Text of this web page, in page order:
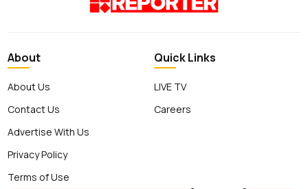
About
About Us
Contact Us
Advertise With Us
Privacy Policy
Terms of Use
Quick Links
LIVE TV
Careers